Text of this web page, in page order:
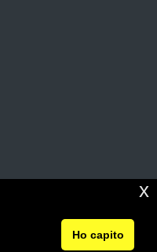
Pertini"
Ho capito
x